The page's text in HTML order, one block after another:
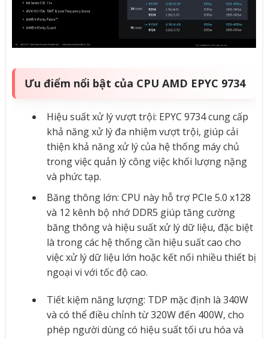
Ưu điểm nổi bật của CPU AMD EPYC 9734
Hiệu suất xử lý vượt trội: EPYC 9734 cung cấp
khả năng xử lý đa nhiệm vượt trội, giúp cải
thiện khả năng xử lý của hệ thống máy chủ
trong việc quản lý công việc khối lượng nặng
và phức tạp.
Băng thông lớn: CPU này hỗ trợ PCIe 5.0 x128
và 12 kênh bộ nhớ DDR5 giúp tăng cường
băng thông và hiệu suất xử lý dữ liệu, đặc biệt
là trong các hệ thống cần hiệu suất cao cho
việc xử lý dữ liệu lớn hoặc kết nối nhiều thiết bị
ngoại vi với tốc độ cao.
Tiết kiệm năng lượng: TDP mặc định là 340W
và có thể điều chỉnh từ 320W đến 400W, cho
phép người dùng có hiệu suất tối ưu hóa và